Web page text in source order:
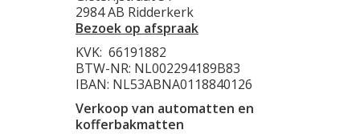
2984 AB Ridderkerk
Bezoek op afspraak
KVK: 66191882
BTW-NR: NL002294189B83
IBAN: NL53ABNA0118840126
Verkoop van automatten en
kofferbakmatten